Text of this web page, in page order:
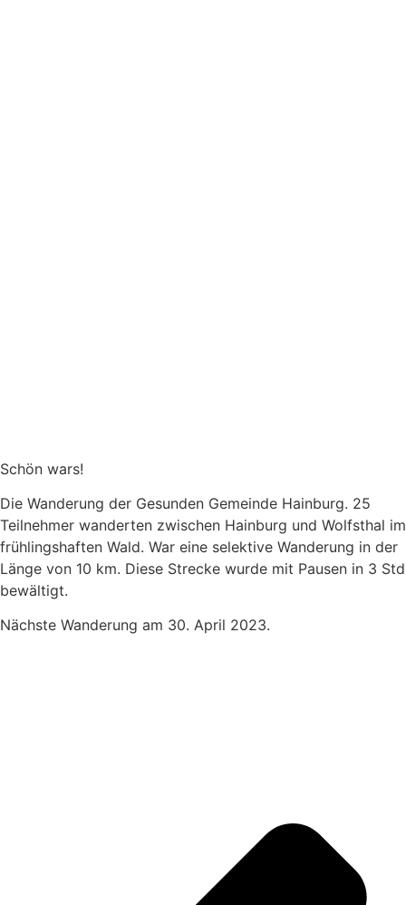
Schön wars!
Die Wanderung der Gesunden Gemeinde Hainburg. 25
Teilnehmer wanderten zwischen Hainburg und Wolfsthal im
frühlingshaften Wald. War eine selektive Wanderung in der
Länge von 10 km. Diese Strecke wurde mit Pausen in 3 Std
bewältigt.
Nächste Wanderung am 30. April 2023.